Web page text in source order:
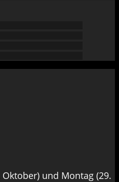
und Montag (29.